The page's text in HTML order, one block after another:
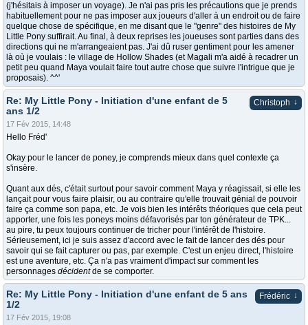
(j'hésitais à imposer un voyage). Je n'ai pas pris les précautions que je prends
habituellement pour ne pas imposer aux joueurs d'aller à un endroit ou de faire
quelque chose de spécifique, en me disant que le "genre" des histoires de My
Little Pony suffirait. Au final, à deux reprises les joueuses sont parties dans des
directions qui ne m'arrangeaient pas. J'ai dû ruser gentiment pour les amener
là où je voulais : le village de Hollow Shades (et Magali m'a aidé à recadrer un
petit peu quand Maya voulait faire tout autre chose que suivre l'intrigue que je
proposais). ^^'
Christoph ↓
Re: My Little Pony - Initiation d'une enfant de 5
ans 1/2
17 Fév 2015, 14:48
Hello Fréd'
Okay pour le lancer de poney, je comprends mieux dans quel contexte ça
s'insère.
Quant aux dés, c'était surtout pour savoir comment Maya y réagissait, si elle les
lançait pour vous faire plaisir, ou au contraire qu'elle trouvait génial de pouvoir
faire ça comme son papa, etc. Je vois bien les intérêts théoriques que cela peut
apporter, une fois les poneys moins défavorisés par ton générateur de TPK...
au pire, tu peux toujours continuer de tricher pour l'intérêt de l'histoire.
Sérieusement, ici je suis assez d'accord avec le fait de lancer des dés pour
savoir qui se fait capturer ou pas, par exemple. C'est un enjeu direct, l'histoire
est une aventure, etc. Ça n'a pas vraiment d'impact sur comment les
personnages décidentde se comporter.
Frédéric ↓
Re: My Little Pony - Initiation d'une enfant de 5 ans
1/2
17 Fév 2015, 19:08